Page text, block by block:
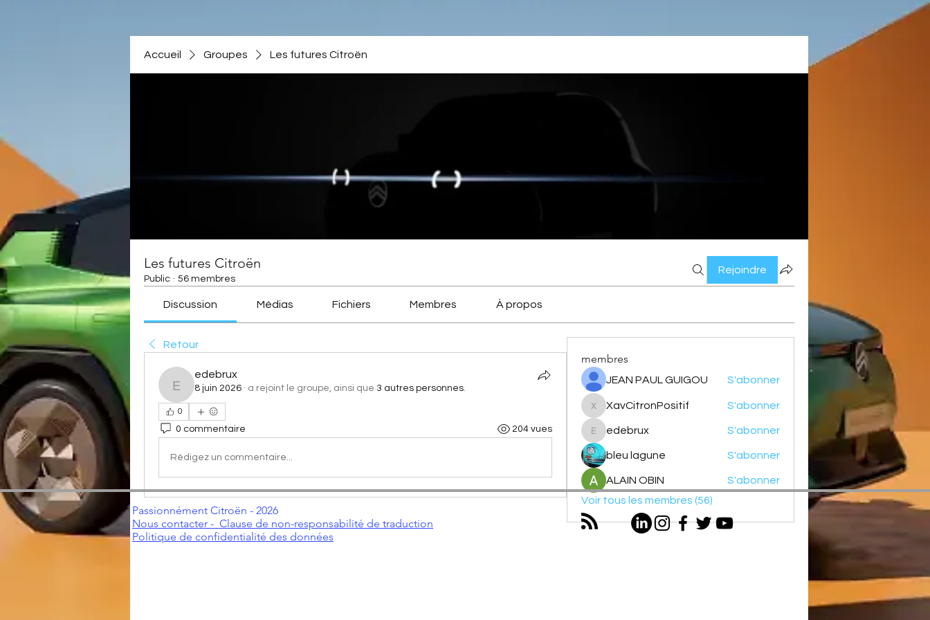
Accueil Groupes Les futures Citroën
Les futures Citroën
Public · 56 membres
Rejoindre
Discussion Médias Fichiers Membres À propos
Retour
edebrux
edebrux
8 juin 2026 · a rejoint le groupe, ainsi que 3 autres personnes.
0
0 commentaire 204 vues
Rédigez un commentaire...
membres
JEAN PAUL GUIGOU S'abonner
XavCitronPositif
XavCitronPositif S'abonner
edebrux
edebrux S'abonner
bleu lagune S'abonner
ALAIN OBIN
S'abonner
Voir tous les membres (56)
Passionnément Citroën - 2026
Nous contacter - Clause de non-responsabilité de traduction
Politique de confidentialité des données